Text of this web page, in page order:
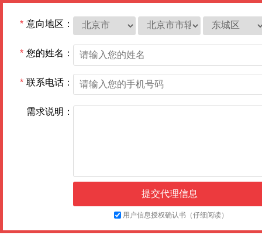
* 意向地区：
* 您的姓名：
* 联系电话：
需求说明：
用户信息授权确认书（仔细阅读）